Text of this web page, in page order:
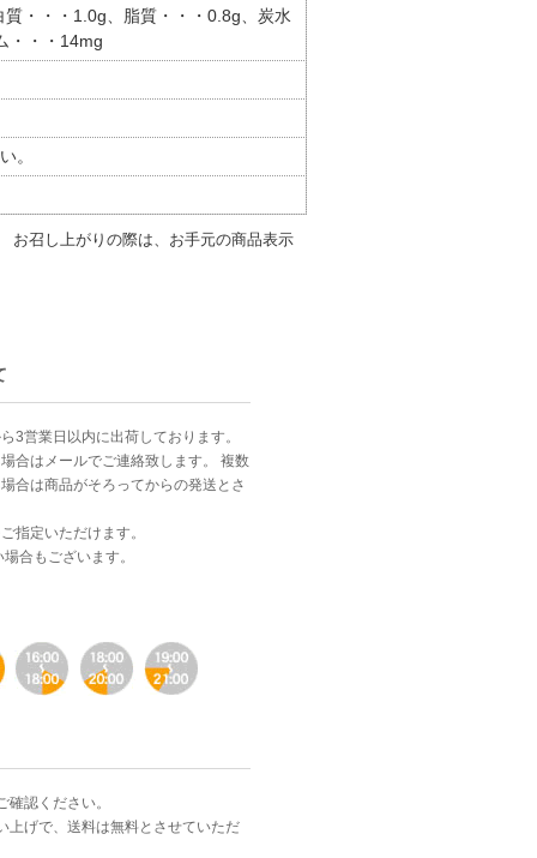
・・・1.0g、脂質・・・0.8g、炭水
・・・14mg
。
お召し上がりの際は、お手元の商品表示
3営業日以内に出荷しております。
合はメールでご連絡致します。 複数
合は商品がそろってからの発送とさ
指定いただけます。
合もございます。
確認ください。
上げで、送料は無料とさせていただ